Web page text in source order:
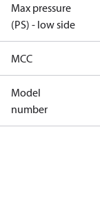
Max pressure
(PS) - low side
MCC
Model
number